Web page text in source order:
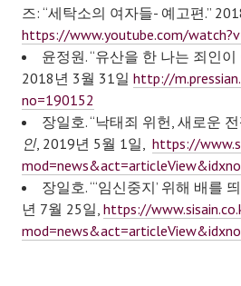
즈: “세탁소의 여자들- 예고편.”
https://www.youtube.com/
윤정원. “유산을 한 나는 죄인이
2018년 3월 31일 http://
no=190152
장일호. “낙태죄 위헌, 새로운
인, 2019년 5월 1일, https://
장일호. “‘임신중지’ 위해 배를
년 7월 25일, https://